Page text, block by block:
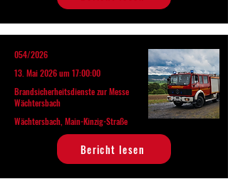
054/2026
13. Mai 2026 um 17:00:00
Brandsicherheitsdienste zur Messe
Wächtersbach
Wächtersbach, Main-Kinzig-Straße
Bericht lesen